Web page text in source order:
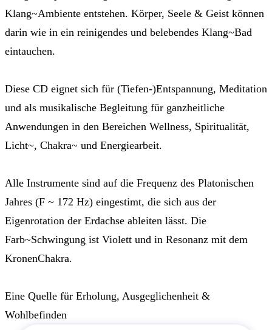
Klang~Ambiente entstehen. Körper, Seele & Geist können
darin wie in ein reinigendes und belebendes Klang~Bad
eintauchen.
Diese CD eignet sich für (Tiefen-)Entspannung, Meditation
und als musikalische Begleitung für ganzheitliche
Anwendungen in den Bereichen Wellness, Spiritualität,
Licht~, Chakra~ und Energiearbeit.
Alle Instrumente sind auf die Frequenz des Platonischen
Jahres (F ~ 172 Hz) eingestimt, die sich aus der
Eigenrotation der Erdachse ableiten lässt. Die
Farb~Schwingung ist Violett und in Resonanz mit dem
KronenChakra.
Eine Quelle für Erholung, Ausgeglichenheit &
Wohlbefinden